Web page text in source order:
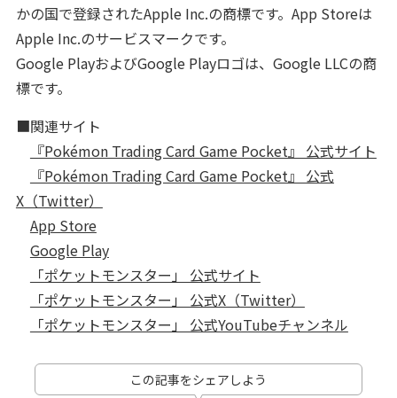
かの国で登録されたApple Inc.の商標です。App Storeは
Apple Inc.のサービスマークです。
Google PlayおよびGoogle Playロゴは、Google LLCの商
標です。
■関連サイト
『Pokémon Trading Card Game Pocket』 公式サイト
『Pokémon Trading Card Game Pocket』 公式
X（Twitter）
App Store
Google Play
「ポケットモンスター」 公式サイト
「ポケットモンスター」 公式X（Twitter）
「ポケットモンスター」 公式YouTubeチャンネル
この記事をシェアしよう